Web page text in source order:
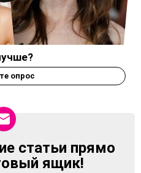
опрос
статьи прямо
ящик!